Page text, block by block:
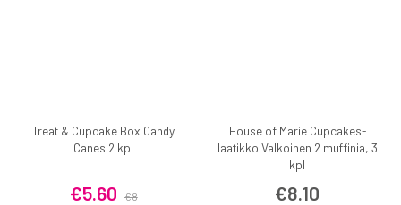
Treat & Cupcake Box Candy
Canes 2 kpl
€5.60 €8
House of Marie Cupcakes-
laatikko Valkoinen 2 muffinia, 3
kpl
€8.10